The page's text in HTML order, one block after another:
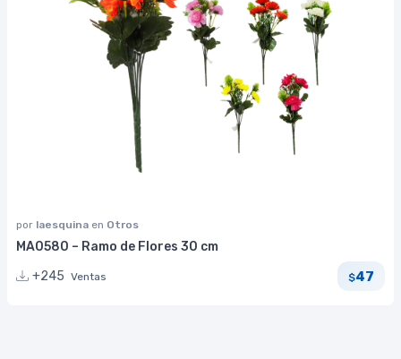
por laesquina en Otros
MA0580 – Ramo de Flores 30 cm
+245 Ventas $47